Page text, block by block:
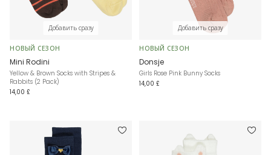
Добавить сразу
НОВЫЙ СЕЗОН
Mini Rodini
Yellow & Brown Socks with Stripes &
Rabbits (2 Pack)
14,00 £
Добавить сразу
НОВЫЙ СЕЗОН
Donsje
Girls Rose Pink Bunny Socks
14,00 £